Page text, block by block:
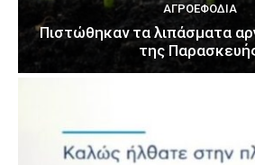
ΑΓΡΟΕΦΌΔΙΑ
Πιστώθηκαν τα λιπάσματα
της